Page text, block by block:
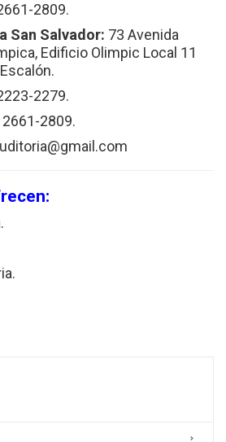
2809.
San Salvador: 73 Avenida
Edificio Olimpic Local 11
2279.
2809.